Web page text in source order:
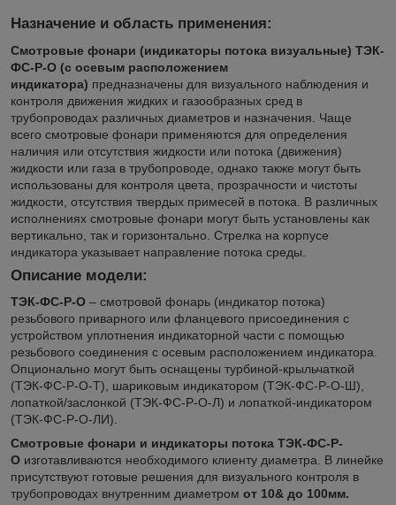
Назначение и область применения:
Смотровые фонари (индикаторы потока визуальные) ТЭК-
ФС-Р-О (с осевым расположением
индикатора) предназначены для визуального наблюдения и
контроля движения жидких и газообразных сред в
трубопроводах различных диаметров и назначения. Чаще
всего смотровые фонари применяются для определения
наличия или отсутствия жидкости или потока (движения)
жидкости или газа в трубопроводе, однако также могут быть
использованы для контроля цвета, прозрачности и чистоты
жидкости, отсутствия твердых примесей в потока. В различных
исполнениях смотровые фонари могут быть установлены как
вертикально, так и горизонтально. Стрелка на корпусе
индикатора указывает направление потока среды.
Описание модели:
ТЭК-ФС-Р-О – смотровой фонарь (индикатор потока)
резьбового приварного или фланцевого присоединения с
устройством уплотнения индикаторной части с помощью
резьбового соединения с осевым расположением индикатора.
Опционально могут быть оснащены турбиной-крыльчаткой
(ТЭК-ФС-Р-О-Т), шариковым индикатором (ТЭК-ФС-Р-О-Ш),
лопаткой/заслонкой (ТЭК-ФС-Р-О-Л) и лопаткой-индикатором
(ТЭК-ФС-Р-О-ЛИ).
Смотровые фонари и индикаторы потока ТЭК-ФС-Р-
О изготавливаются необходимого клиенту диаметра. В линейке
присутствуют готовые решения для визуального контроля в
трубопроводах внутренним диаметром от 10& до 100мм.